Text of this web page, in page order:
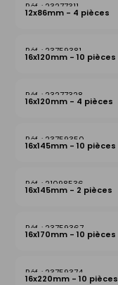
23277311
12x86mm - 4 pièces
23759381
16x120mm - 10 pièces
23277328
16x120mm - 4 pièces
23759350
16x145mm - 10 pièces
21098536
16x145mm - 2 pièces
23759367
16x170mm - 10 pièces
23759374
16x220mm - 10 pièces